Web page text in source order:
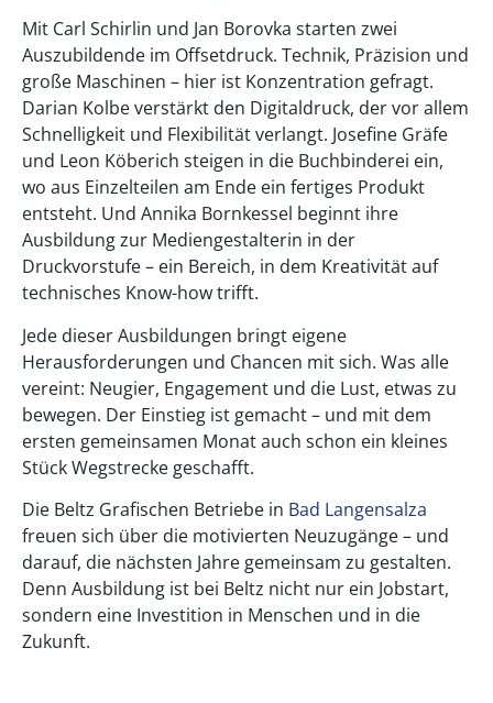
Mit Carl Schirlin und Jan Borovka starten zwei
Auszubildende im Offsetdruck. Technik, Präzision und
große Maschinen – hier ist Konzentration gefragt.
Darian Kolbe verstärkt den Digitaldruck, der vor allem
Schnelligkeit und Flexibilität verlangt. Josefine Gräfe
und Leon Köberich steigen in die Buchbinderei ein,
wo aus Einzelteilen am Ende ein fertiges Produkt
entsteht. Und Annika Bornkessel beginnt ihre
Ausbildung zur Mediengestalterin in der
Druckvorstufe – ein Bereich, in dem Kreativität auf
technisches Know-how trifft.
Jede dieser Ausbildungen bringt eigene
Herausforderungen und Chancen mit sich. Was alle
vereint: Neugier, Engagement und die Lust, etwas zu
bewegen. Der Einstieg ist gemacht – und mit dem
ersten gemeinsamen Monat auch schon ein kleines
Stück Wegstrecke geschafft.
Die Beltz Grafischen Betriebe in Bad Langensalza
freuen sich über die motivierten Neuzugänge – und
darauf, die nächsten Jahre gemeinsam zu gestalten.
Denn Ausbildung ist bei Beltz nicht nur ein Jobstart,
sondern eine Investition in Menschen und in die
Zukunft.